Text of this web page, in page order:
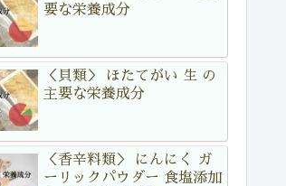
要な栄養成分
＜貝類＞ ほたてがい 生 の
主要な栄養成分
＜香辛料類＞ にんにく ガ
ーリックパウダー 食塩添加